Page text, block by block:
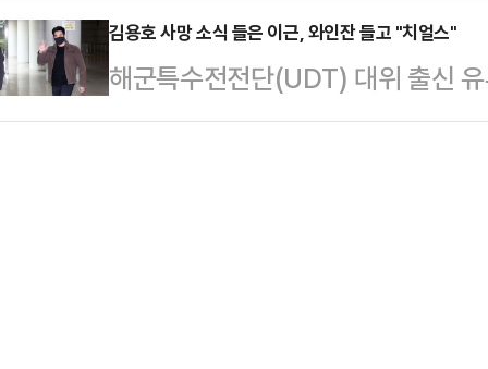
범으로 붙잡아 수사 중이라고 밝혔
구 한 주택가에서 발생했다. 당시
어와 집 내부를 …
다.10일 VN익스프레스 등 베트남
난 3일 오후 7군 지역 팜타이므엉
영자인 한국인 남성 손모(47)씨와
김용호 사망 소식 들은 이근, 와인잔 들고 "치얼스"
해군특수전전단(UDT) 대위 출신
롱하는 듯한 글을 올려 논란이 일